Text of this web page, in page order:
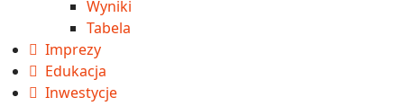
Wyniki
Tabela
Imprezy
Edukacja
Inwestycje